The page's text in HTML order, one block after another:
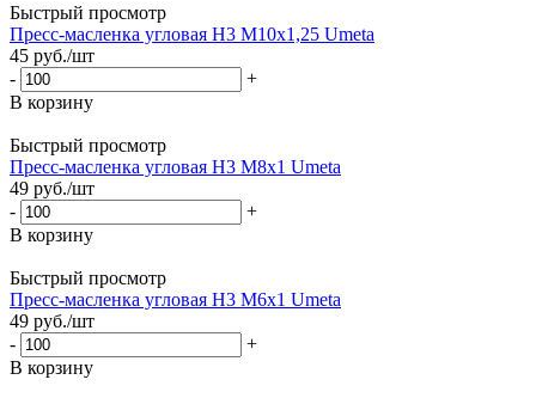
Быстрый просмотр
Пресс-масленка угловая H3 M10x1,25 Umeta
45 руб./шт
-
+
В корзину
Быстрый просмотр
Пресс-масленка угловая H3 M8x1 Umeta
49 руб./шт
-
+
В корзину
Быстрый просмотр
Пресс-масленка угловая H3 M6x1 Umeta
49 руб./шт
-
+
В корзину